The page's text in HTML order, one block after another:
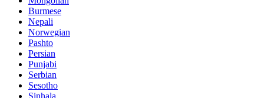
Burmese
Nepali
Norwegian
Pashto
Persian
Punjabi
Serbian
Sesotho
Sinhala